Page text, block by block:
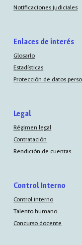
Notificaciones judiciales
Enlaces de interés
Glosario
Estadísticas
Protección de datos
Legal
Régimen legal
Contratación
Rendición de cuentas
Control Interno
Control interno
Talento humano
Concurso docente